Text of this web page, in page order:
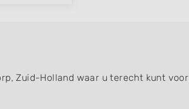
Zuid-Holland waar u terecht kunt